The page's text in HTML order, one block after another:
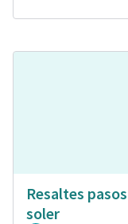
Resaltes
soler